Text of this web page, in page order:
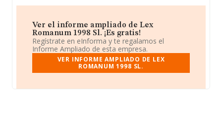
Ver el informe ampliado de Lex
Romanum 1998 Sl. ¡Es gratis!
Regístrate en eInforma y te regalamos el
Informe Ampliado de esta empresa.
VER INFORME AMPLIADO DE LEX
ROMANUM 1998 SL.